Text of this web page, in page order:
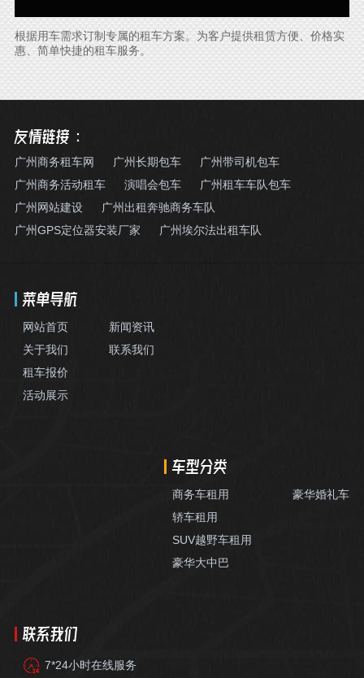
根据用车需求订制专属的租车方案。为客户提供租赁方便、价格实
惠、简单快捷的租车服务。
友情链接：
广州商务租车网 广州长期包车
广州带司机包车
广州商务活动租车
演唱会包车
广州租车车队包车
广州网站建设
广州出租奔驰商务车队
广州GPS定位器安装厂家
广州埃尔法出租车队
菜单导航
网站首页
关于我们
租车报价
活动展示
新闻资讯
联系我们
车型分类
商务车租用
轿车租用
SUV越野车租用
豪华大中巴
豪华婚礼车
联系我们
7*24小时在线服务